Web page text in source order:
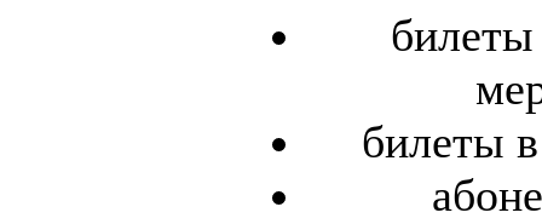
билеты
билеты